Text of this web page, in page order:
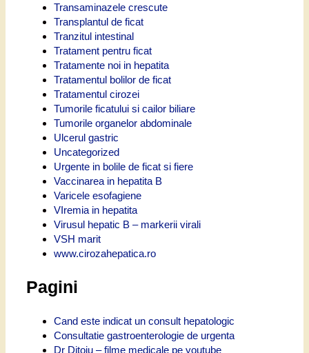
Transaminazele crescute
Transplantul de ficat
Tranzitul intestinal
Tratament pentru ficat
Tratamente noi in hepatita
Tratamentul bolilor de ficat
Tratamentul cirozei
Tumorile ficatului si cailor biliare
Tumorile organelor abdominale
Ulcerul gastric
Uncategorized
Urgente in bolile de ficat si fiere
Vaccinarea in hepatita B
Varicele esofagiene
VIremia in hepatita
Virusul hepatic B – markerii virali
VSH marit
www.cirozahepatica.ro
Pagini
Cand este indicat un consult hepatologic
Consultatie gastroenterologie de urgenta
Dr Ditoiu – filme medicale pe youtube